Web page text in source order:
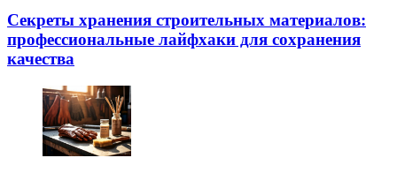
Секреты хранения строительных материалов:
профессиональные лайфхаки для сохранения
качества